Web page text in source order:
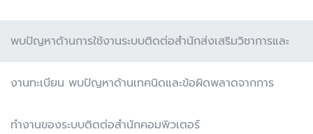
พบปัญหาด้านการใช้งานระบบติดต่อสำนักส่งเสริมวิชาการและ
งานทะเบียน พบปัญหาด้านเทคนิดและข้อผิดพลาดจากการ
ทำงานของระบบติดต่อสำนักคอมพิวเตอร์